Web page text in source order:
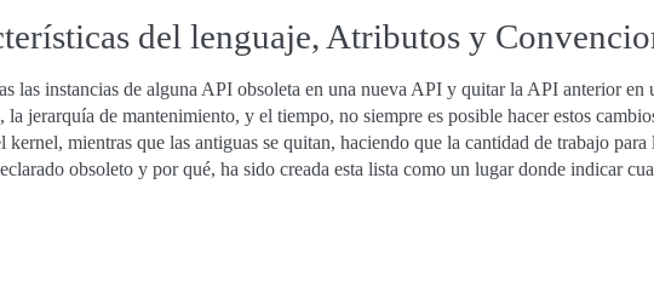
del lenguaje, Atributos y
las instancias de alguna API obsoleta en una nueva API y quitar la API anterior
jerarquía de mantenimiento, y el tiempo, no siempre es posible hacer estos
kernel, mientras que las antiguas se quitan, haciendo que la cantidad de trabajo
obsoleto y por qué, ha sido creada esta lista como un lugar donde indicar